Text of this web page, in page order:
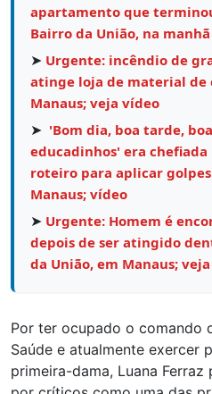
apartamento que
Bairro da União, na
➤ Urgente: incêndio de
atinge loja de material de
Manaus; veja vídeo
➤ 'Bom dia, boa tarde,
educadinhos' era
roteiro para aplicar
Manaus; vídeo
➤ Urgente: Homem é
depois de ser atingido
da União, em Manaus;
Por ter ocupado o comando
Saúde e atualmente exercer
primeira-dama, Luana Ferraz